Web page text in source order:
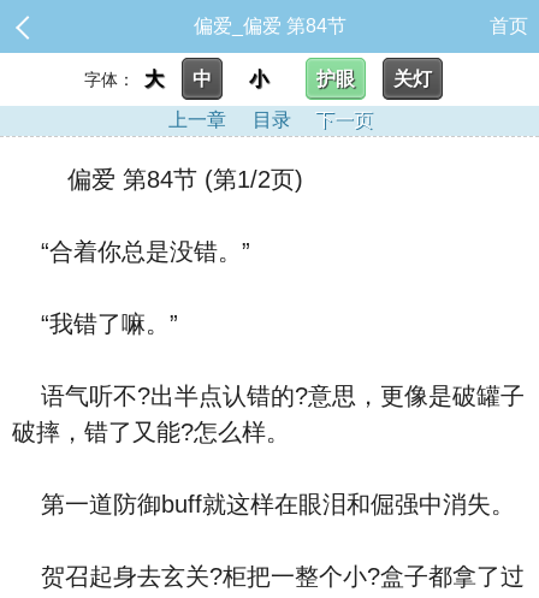
偏爱_偏爱 第84节 首页
字体： 大 中 小 护眼
关灯
上一章
目录 下一页
偏爱 第84节 (第1/2页)
“合着你总是没错。”
“我错了嘛。”
语气听不?出半点认错的?意思，更像是破罐子
破摔，错了又能?怎么样。
第一道防御buff就这样在眼泪和倔强中消失。
贺召起身去玄关?柜把一整个小?盒子都拿了过